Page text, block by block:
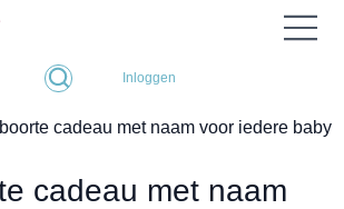
Inloggen
cadeau met naam voor iedere baby
cadeau met naam